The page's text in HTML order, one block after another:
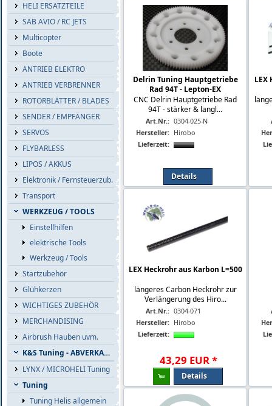
HELI ERSATZTEILE
SAB AVIO / RC JETS
Multicopter
Boote
ANTRIEB ELEKTRO
ANTRIEB VERBRENNER
ROTORBLÄTTER / BLADES
SENDER / EMPFÄNGER
SERVOS
FLYBARLESS
LIPOS / AKKUS
Elektronik / Fernsteuerzub.
Transport
WERKZEUG / TOOLS
Einstellhilfen
elektrische Tools
Werkzeug / Tools
Startzubehör
Glühkerzen
WICHTIGES ZUBEHÖR
MERCHANDISING
Airbrush Hauben uvm.
K&S Tuning - ABVERKAUF
LYNX / MICROHELI Tuning
Tuning
Tuning Helis allgemein
Delrin Tuning Hauptgetriebe
Rad 94T - Lepton-EX
CNC Delrin Hauptgetriebe Rad
94T - stärker & langl...
Art.Nr.: 0304-025-N
Hersteller: Hirobo
Lieferzeit:
Details
LEX
LEX Heckrohr aus Karbon L=500
längeres Carbon Heckrohr zur
Verlängerung des Hiro...
Art.Nr.: 0304-071
Hersteller: Hirobo
Lieferzeit:
43,29 EUR*
Details